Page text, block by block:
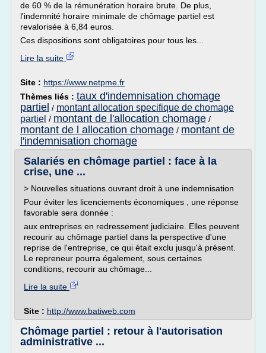
de 60 % de la rémunération horaire brute. De plus,
l'indemnité horaire minimale de chômage partiel est
revalorisée à 6,84 euros.
Ces dispositions sont obligatoires pour tous les...
Lire la suite
Site : https://www.netpme.fr
Thèmes liés : taux d'indemnisation chomage
partiel / montant allocation specifique de chomage
partiel / montant de l'allocation chomage /
montant de l allocation chomage / montant de
l'indemnisation chomage
Salariés en chômage partiel : face à la
crise, une ...
> Nouvelles situations ouvrant droit à une indemnisation
Pour éviter les licenciements économiques , une réponse
favorable sera donnée :
aux entreprises en redressement judiciaire. Elles peuvent
recourir au chômage partiel dans la perspective d'une
reprise de l'entreprise, ce qui était exclu jusqu'à présent.
Le repreneur pourra également, sous certaines
conditions, recourir au chômage...
Lire la suite
Site : http://www.batiweb.com
Chômage partiel : retour à l'autorisation
administrative ...